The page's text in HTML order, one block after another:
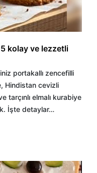
kolay ve lezzetli
portakallı zencefilli
Hindistan cevizli
tarçınlı elmalı kurabiye
İşte detaylar…